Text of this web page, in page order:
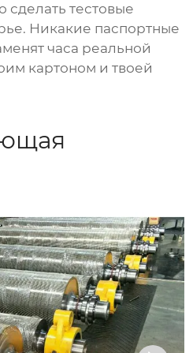
сделать тестовые
Никакие паспортные
часа реальной
картоном и твоей